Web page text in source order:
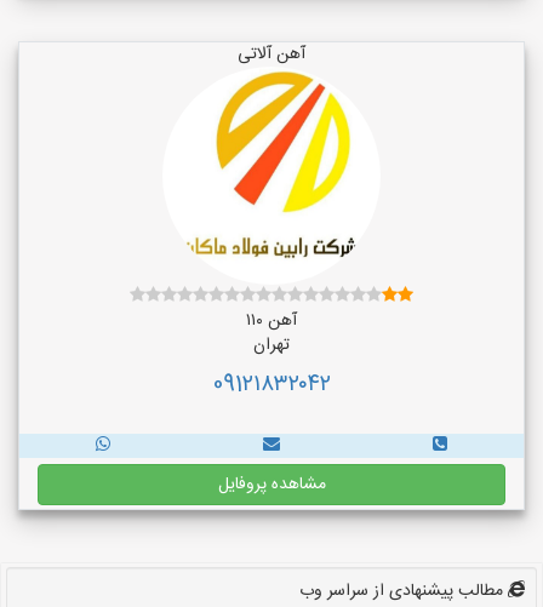
آهن آلاتی
آهن ۱۱۰
تهران
091۲۱۸۳۲۰۴۲
مشاهده پروفایل
مطالب پیشنهادی از سراسر وب